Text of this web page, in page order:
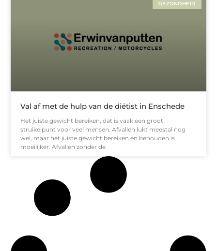
GEZONDHEID
Val af met de hulp van de diëtist in Enschede
Het juiste gewicht bereiken, dat is vaak een groot
struikelpunt voor veel mensen. Afvallen lukt meestal nog
wel, maar het juiste gewicht bereiken en behouden is
moeilijker. Afvallen zonder de